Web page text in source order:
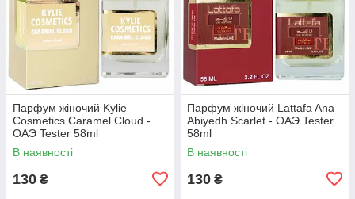
Парфум жіночий Kylie
Cosmetics Caramel Cloud -
ОАЭ Tester 58ml
В наявності
130 ₴
Парфум жіночий Lattafa Ana
Abiyedh Scarlet - ОАЭ Tester
58ml
В наявності
130 ₴